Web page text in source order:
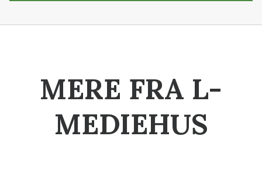
MERE FRA L-
MEDIEHUS